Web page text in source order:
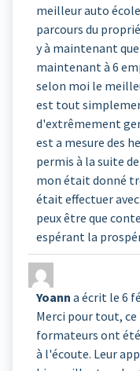
meilleur auto
parcours du
y à maintenant
maintenant à 6
selon moi le
est tout
d'extrêmement
est a mesure des
permis à la suite
mon était donné
était effectuer
peux être que
espérant la
Yoann a écrit le 6
Merci pour tout, ce
formateurs ont
à l'écoute. Leur